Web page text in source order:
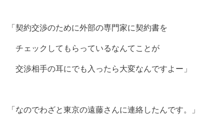
「契約交渉のために外部の専門家に契約書を
チェックしてもらっているなんてことが
交渉相手の耳にでも入ったら大変なんですよー」
「なのでわざと東京の遠藤さんに連絡したんです。」